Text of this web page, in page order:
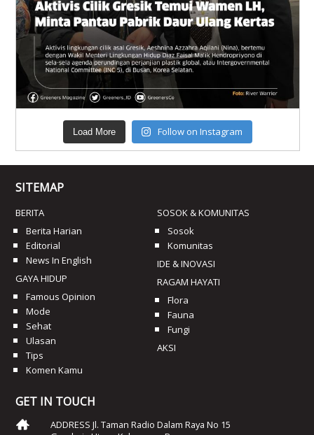
Load More Follow on Instagram
SITEMAP
BERITA
Berita Harian
Editorial
News In English
GAYA HIDUP
Famous Opinion
Mode
Sehat
Ulasan
Tips
Komen Kamu
SOSOK & KOMUNITAS
Sosok
Komunitas
IDE & INOVASI
RAGAM HAYATI
Flora
Fauna
Fungi
AKSI
GET IN TOUCH
ADDRESS Jl. Taman Radio Dalam Raya No 15